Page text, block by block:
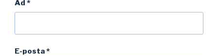
Ad *
E-posta*